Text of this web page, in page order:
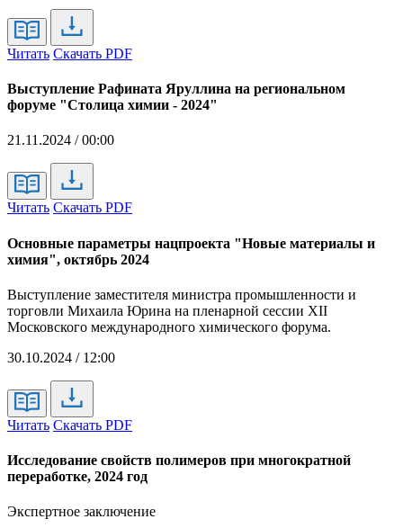
Читать Скачать PDF
Выступление Рафината Яруллина на региональном
форуме "Столица химии - 2024"
21.11.2024 / 00:00
Читать Скачать PDF
Основные параметры нацпроекта "Новые материалы и
химия", октябрь 2024
Выступление заместителя министра промышленности и
торговли Михаила Юрина на пленарной сессии XII
Московского международного химического форума.
30.10.2024 / 12:00
Читать Скачать PDF
Исследование свойств полимеров при многократной
переработке, 2024 год
Экспертное заключение